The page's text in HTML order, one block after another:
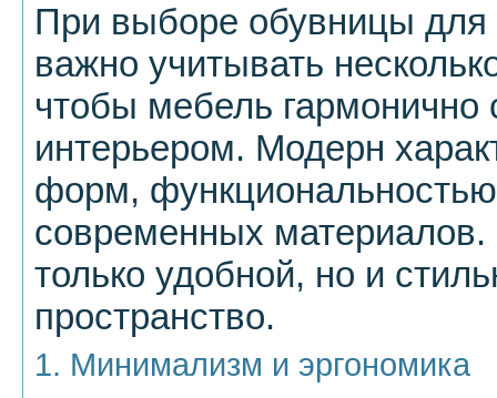
При выборе обувницы
важно учитывать
чтобы мебель
интерьером. Модерн
форм,
современных
только удобной, но и
пространство.
1. Минимализм и эргономика